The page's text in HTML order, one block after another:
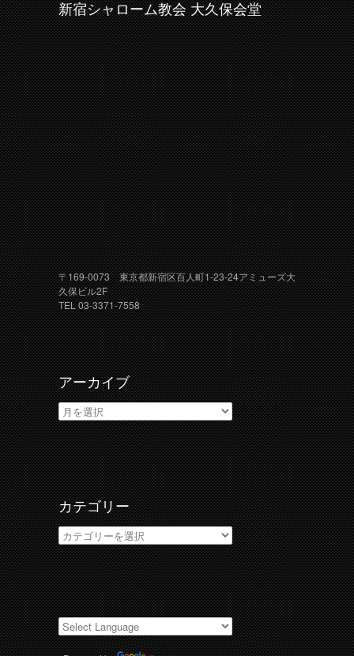
新宿シャローム教会 大久保会堂
〒169-0073 東京都新宿区百人町1-23-24アミューズ大
久保ビル2F
TEL 03-3371-7558
アーカイブ
ア
ー
カ
イ
ブ
カテゴリー
カ
テ
ゴ
リ
ー